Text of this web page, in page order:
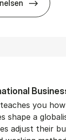
BSc in Busi­ness
you
shape a
adjust their